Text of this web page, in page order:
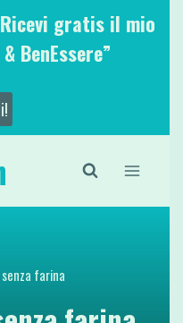
gratis il mio
BenEssere”
farina